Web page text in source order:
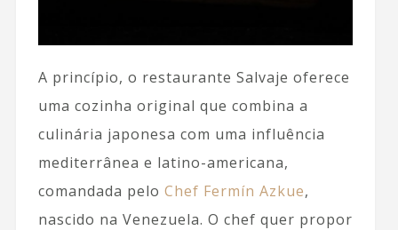
A princípio, o restaurante Salvaje oferece
uma cozinha original que combina a
culinária japonesa com uma influência
mediterrânea e latino-americana,
comandada pelo Chef Fermín Azkue,
nascido na Venezuela. O chef quer propor